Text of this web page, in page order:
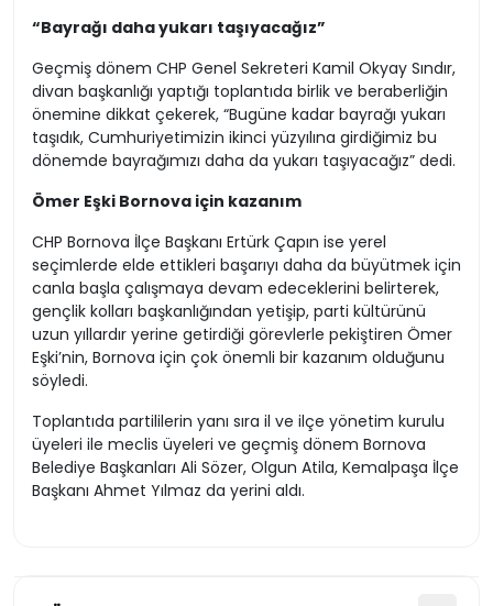
“Bayrağı daha yukarı taşıyacağız”
Geçmiş dönem CHP Genel Sekreteri Kamil Okyay Sındır,
divan başkanlığı yaptığı toplantıda birlik ve beraberliğin
önemine dikkat çekerek, “Bugüne kadar bayrağı yukarı
taşıdık, Cumhuriyetimizin ikinci yüzyılına girdiğimiz bu
dönemde bayrağımızı daha da yukarı taşıyacağız” dedi.
Ömer Eşki Bornova için kazanım
CHP Bornova İlçe Başkanı Ertürk Çapın ise yerel
seçimlerde elde ettikleri başarıyı daha da büyütmek için
canla başla çalışmaya devam edeceklerini belirterek,
gençlik kolları başkanlığından yetişip, parti kültürünü
uzun yıllardır yerine getirdiği görevlerle pekiştiren Ömer
Eşki’nin, Bornova için çok önemli bir kazanım olduğunu
söyledi.
Toplantıda partililerin yanı sıra il ve ilçe yönetim kurulu
üyeleri ile meclis üyeleri ve geçmiş dönem Bornova
Belediye Başkanları Ali Sözer, Olgun Atila, Kemalpaşa İlçe
Başkanı Ahmet Yılmaz da yerini aldı.